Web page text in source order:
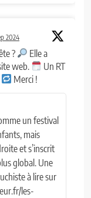
2024
?
Elle a
web.
Un RT
Merci !
un festival
mais
et s’inscrit
global. Une
à lire sur
les-